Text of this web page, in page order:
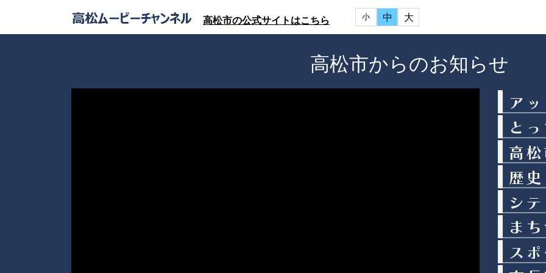
高松市の公式サイトはこちら 小 中 大
高松市からのお知らせ